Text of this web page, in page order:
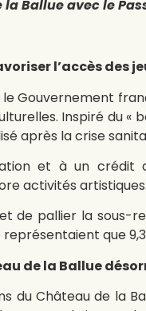
Ballue avec le
l’accès des
le Gouvernement
Inspiré du «
après la crise
et à un crédit
activités artistiques.
de pallier la sous-
représentaient que
de la Ballue
du Château de la